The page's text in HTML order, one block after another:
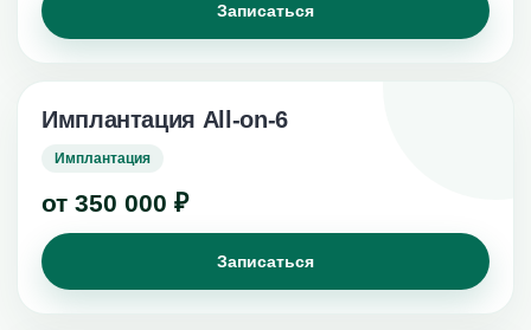
Записаться
Имплантация All-on-6
Имплантация
от 350 000 ₽
Записаться